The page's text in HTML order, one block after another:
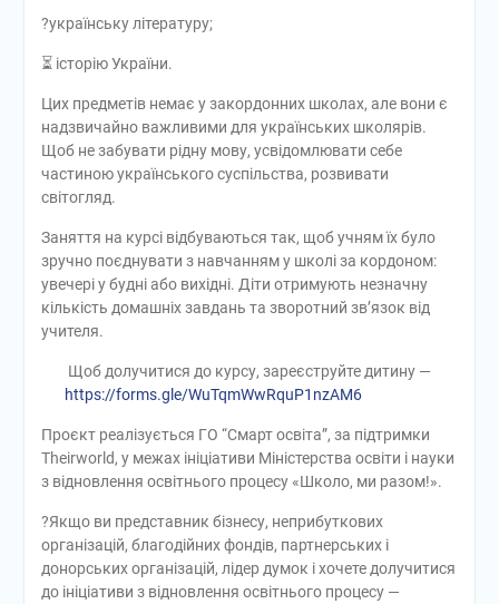
?українську літературу;
⏳ історію України.
Цих предметів немає у закордонних школах, але вони є
надзвичайно важливими для українських школярів.
Щоб не забувати рідну мову, усвідомлювати себе
частиною українського суспільства, розвивати
світогляд.
Заняття на курсі відбуваються так, щоб учням їх було
зручно поєднувати з навчанням у школі за кордоном:
увечері у будні або вихідні. Діти отримують незначну
кількість домашніх завдань та зворотний зв’язок від
учителя.
Щоб долучитися до курсу, зареєструйте дитину —
https://forms.gle/WuTqmWwRquP1nzAM6
Проєкт реалізується ГО “Смарт освіта”, за підтримки
Theirworld, у межах ініціативи Міністерства освіти і науки
з відновлення освітнього процесу «Школо, ми разом!».
?Якщо ви представник бізнесу, неприбуткових
організацій, благодійних фондів, партнерських і
донорських організацій, лідер думок і хочете долучитися
до ініціативи з відновлення освітнього процесу —